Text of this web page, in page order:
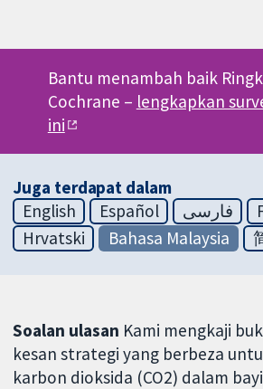
Bantu menambah baik
Cochrane – lengkapkan
ini
Juga terdapat dalam
English
Español فارسی
Hrvatski
Bahasa Malaysia
Soalan ulasan Kami mengkaji
kesan strategi yang berbeza
karbon dioksida (CO2) dalam